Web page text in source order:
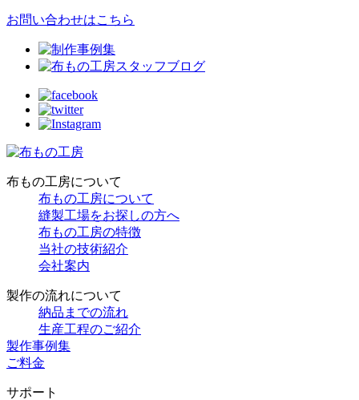
お問い合わせはこちら
布もの工房について
布もの工房について
縫製工場をお探しの方へ
布もの工房の特徴
当社の技術紹介
会社案内
製作の流れについて
納品までの流れ
生産工程のご紹介
製作事例集
ご料金
サポート